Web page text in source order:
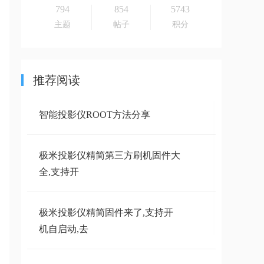
794
主题
854
帖子
5743
积分
推荐阅读
智能投影仪ROOT方法分享
极米投影仪精简第三方刷机固件大
全,支持开
极米投影仪精简固件来了,支持开
机自启动,去